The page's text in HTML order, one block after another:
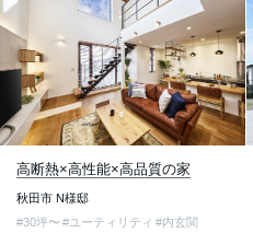
高断熱×高性能×高品質の家
秋田市 N様邸
#30坪〜 #ユーティリティ #内玄関